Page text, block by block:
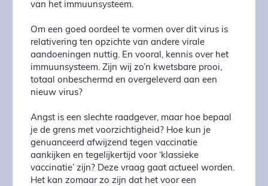
van het immuunsysteem.
Om een goed oordeel te vormen over dit virus is
relativering ten opzichte van andere virale
aandoeningen nuttig. En vooral, kennis over het
immuunsysteem. Zijn wij zo’n kwetsbare prooi,
totaal onbeschermd en overgeleverd aan een
nieuw virus?
Angst is een slechte raadgever, maar hoe bepaal
je de grens met voorzichtigheid? Hoe kun je
genuanceerd afwijzend tegen vaccinatie
aankijken en tegelijkertijd voor ‘klassieke
vaccinatie’ zijn? Deze vraag gaat actueel worden.
Het kan zomaar zo zijn dat het voor een